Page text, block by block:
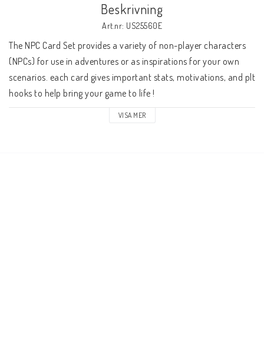
Beskrivning
Art.nr: US25560E
The NPC Card Set provides a variety of non-player characters
(NPCs) for use in adventures or as inspirations for your own
scenarios. each card gives important stats, motivations, and plt
hooks to help bring your game to life !
VISA MER